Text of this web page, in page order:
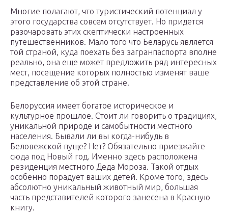
Многие полагают, что туристический потенциал у
этого государства совсем отсутствует. Но придется
разочаровать этих скептически настроенных
путешественников. Мало того что Беларусь является
той страной, куда поехать без загранпаспорта вполне
реально, она еще может предложить ряд интересных
мест, посещение которых полностью изменят ваше
представление об этой стране.
Белоруссия имеет богатое историческое и
культурное прошлое. Стоит ли говорить о традициях,
уникальной природе и самобытности местного
населения. Бывали ли вы когда-нибудь в
Беловежской пуще? Нет? Обязательно приезжайте
сюда под Новый год. Именно здесь расположена
резиденция местного Деда Мороза. Такой отдых
особенно порадует ваших детей. Кроме того, здесь
абсолютно уникальный животный мир, большая
часть представителей которого занесена в Красную
книгу.